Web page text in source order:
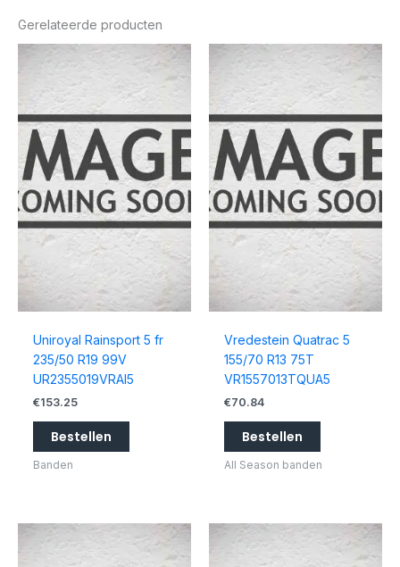
Gerelateerde producten
Uniroyal Rainsport 5 fr
235/50 R19 99V
UR2355019VRAI5
€153.25
Bestellen
Banden
Vredestein Quatrac 5
155/70 R13 75T
VR1557013TQUA5
€70.84
Bestellen
All Season banden